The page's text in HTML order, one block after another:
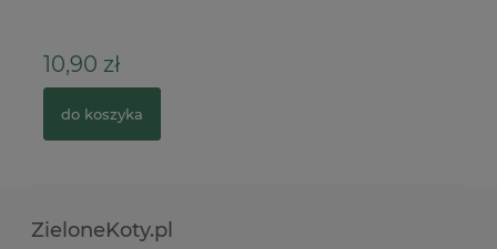
10,90 zł
do koszyka
ZieloneKoty.pl